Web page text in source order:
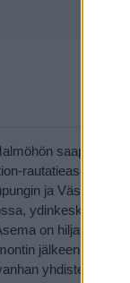
saapuvista
rautatieaseman,
ja Västra
ydinkeskustaan
on hiljattain
jälkeen. Sitä
yhdistely ja